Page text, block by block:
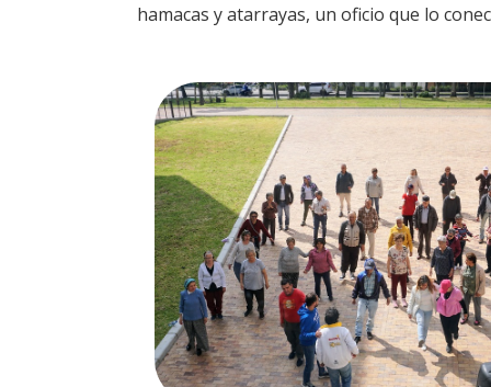
hamacas y atarrayas, un oficio que lo